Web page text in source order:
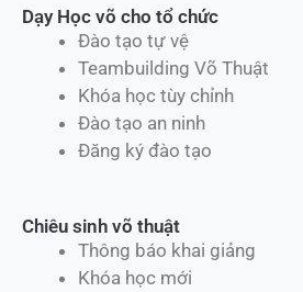
Dạy Học võ cho tổ chức
Đào tạo tự vệ
Teambuilding Võ Thuật
Khóa học tùy chỉnh
Đào tạo an ninh
Đăng ký đào tạo
Chiêu sinh võ thuật
Thông báo khai giảng
Khóa học mới